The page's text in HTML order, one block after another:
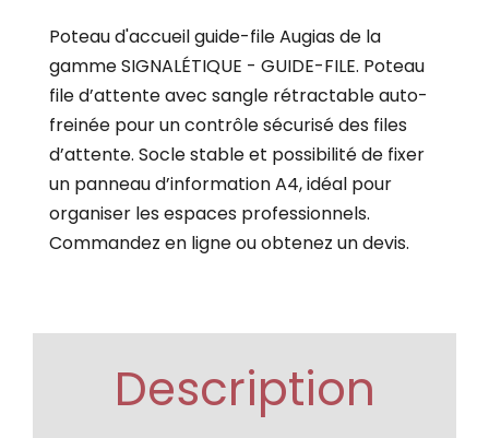
Poteau d'accueil guide-file Augias de la
gamme SIGNALÉTIQUE - GUIDE-FILE. Poteau
file d’attente avec sangle rétractable auto-
freinée pour un contrôle sécurisé des files
d’attente. Socle stable et possibilité de fixer
un panneau d’information A4, idéal pour
organiser les espaces professionnels.
Commandez en ligne ou obtenez un devis.
Description